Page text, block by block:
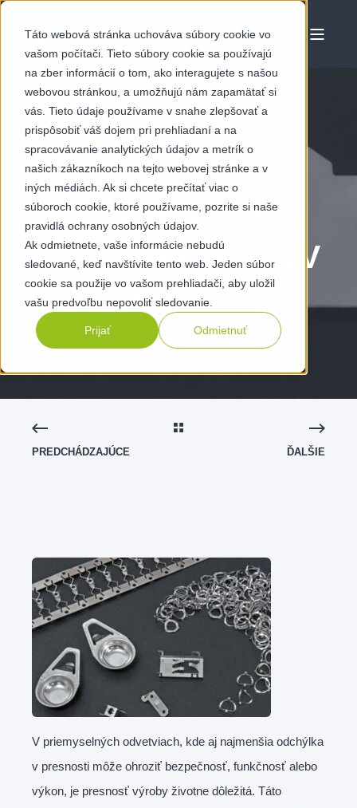
Táto webová stránka uchováva súbory cookie vo
vašom počítači. Tieto súbory cookie sa používajú
na zber informácií o tom, ako interagujete s našou
webovou stránkou, a umožňujú nám zapamätať si
vás. Tieto údaje používame v snahe zlepšovať a
prispôsobiť váš dojem pri prehliadaní a na
spracovávanie analytických údajov a metrík o
našich zákazníkoch na tejto webovej stránke a v
iných médiách. Ak si chcete prečítať viac o
súboroch cookie, ktoré používame, pozrite si naše
pravidlá ochrany osobných údajov.
Ak odmietnete, vaše informácie nebudú
sledované, keď navštívite tento web. Jeden súbor
cookie sa použije vo vašom prehliadači, aby uložil
vašu predvoľbu nepovoliť sledovanie.
Prijať Odmietnuť
AKO
VYSOKOPRESNÉ
LISOVANIE KOVOV
ZLEPŠUJE
PRESNOSŤ?
PREDCHÁDZAJÚCE ĎALŠIE
V priemyselných odvetviach, kde aj najmenšia odchýlka
v presnosti môže ohroziť bezpečnosť, funkčnosť alebo
výkon, je presnosť výroby životne dôležitá. Táto